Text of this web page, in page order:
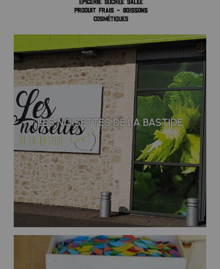
LES NOISETTES DE LA BASTIDE